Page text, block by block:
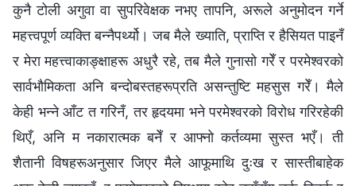
कुनै टोली अगुवा वा सुपरिवेक्षक नभए तापनि, अरूले अनुमोदन गर्ने
महत्त्वपूर्ण व्यक्ति बन्नैपर्थ्यो। जब मैले ख्याति, प्राप्ति र हैसियत पाइनँ
र मेरा महत्त्वाकाङ्क्षाहरू अधुरै रहे, तब मैले गुनासो गरेँ र परमेश्‍वरको
सार्वभौमिकता अनि बन्दोबस्तहरूप्रति असन्तुष्टि महसुस गरेँ। मैले
केही भन्ने आँट त गरिनँ, तर हृदयमा भने परमेश्‍वरको विरोध गरिरहेकी
थिएँ, अनि म नकारात्मक बनेँ र आफ्नो कर्तव्यमा सुस्त भएँ। ती
शैतानी विषहरूअनुसार जिएर मैले आफूमाथि दुःख र सास्तीबाहेक